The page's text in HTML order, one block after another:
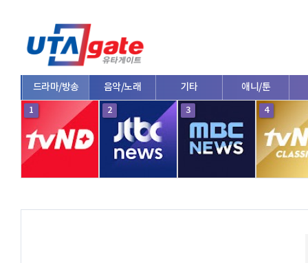
드라마/방송 음악/노래 기타 애니/툰
1 2 3 4